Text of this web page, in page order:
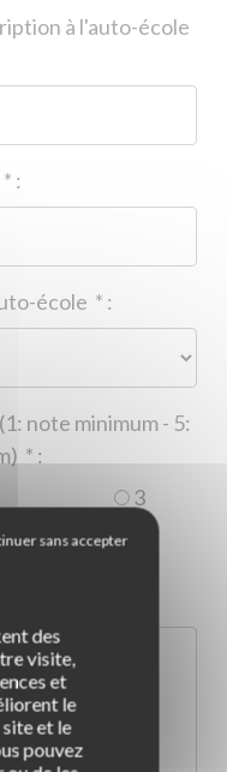
à l'auto-école
* :
* :
note minimum - 5:
* :
3
des
visite,
et
le
et le
pouvez